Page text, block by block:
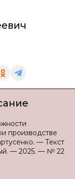
производстве
— Текст
— 2025. — № 22